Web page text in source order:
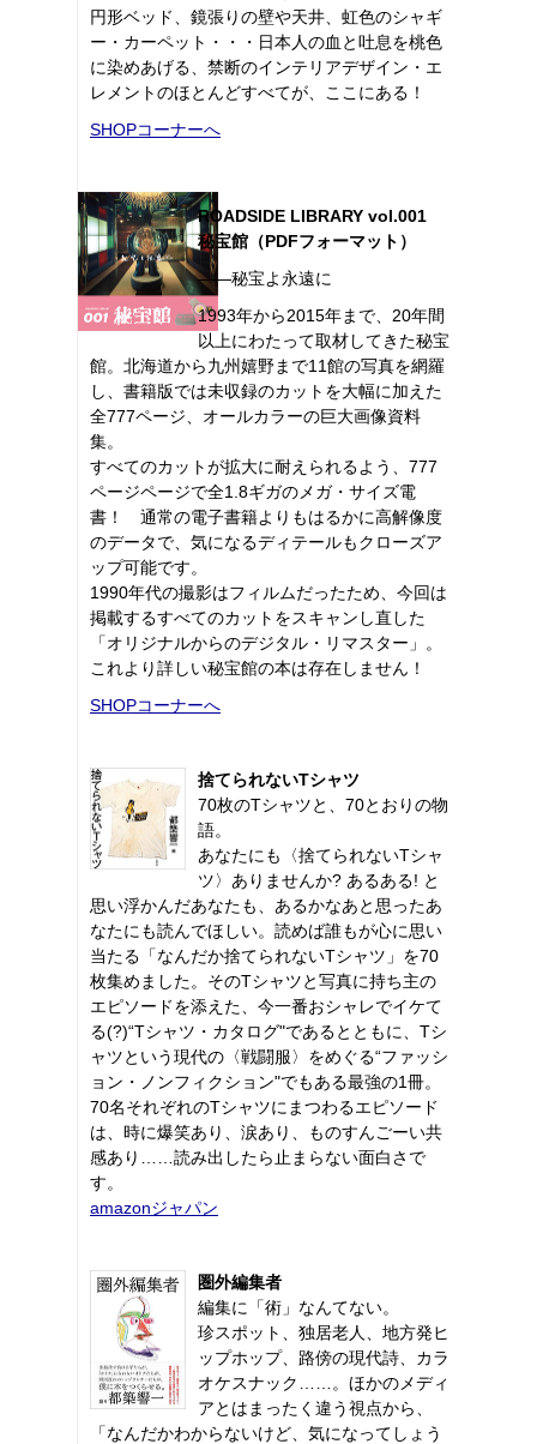
円形ベッド、鏡張りの壁や天井、虹色のシャギ
ー・カーペット・・・日本人の血と吐息を桃色
に染めあげる、禁断のインテリアデザイン・エ
レメントのほとんどすべてが、ここにある！
SHOPコーナーへ
ROADSIDE LIBRARY vol.001
秘宝館（PDFフォーマット）
――秘宝よ永遠に
1993年から2015年まで、20年間
以上にわたって取材してきた秘宝
館。北海道から九州嬉野まで11館の写真を網羅
し、書籍版では未収録のカットを大幅に加えた
全777ページ、オールカラーの巨大画像資料
集。
すべてのカットが拡大に耐えられるよう、777
ページページで全1.8ギガのメガ・サイズ電
書！ 通常の電子書籍よりもはるかに高解像度
のデータで、気になるディテールもクローズア
ップ可能です。
1990年代の撮影はフィルムだったため、今回は
掲載するすべてのカットをスキャンし直した
「オリジナルからのデジタル・リマスター」。
これより詳しい秘宝館の本は存在しません！
SHOPコーナーへ
捨てられないTシャツ
70枚のTシャツと、70とおりの物
語。
あなたにも〈捨てられないTシャ
ツ〉ありませんか? あるある! と
思い浮かんだあなたも、あるかなあと思ったあ
なたにも読んでほしい。読めば誰もが心に思い
当たる「なんだか捨てられないTシャツ」を70
枚集めました。そのTシャツと写真に持ち主の
エピソードを添えた、今一番おシャレでイケて
る(?)“Tシャツ・カタログ"であるとともに、Tシ
ャツという現代の〈戦闘服〉をめぐる“ファッシ
ョン・ノンフィクション"でもある最強の1冊。
70名それぞれのTシャツにまつわるエピソード
は、時に爆笑あり、涙あり、ものすんごーい共
感あり……読み出したら止まらない面白さで
す。
amazonジャパン
圏外編集者
編集に「術」なんてない。
珍スポット、独居老人、地方発ヒ
ップホップ、路傍の現代詩、カラ
オケスナック……。ほかのメディ
アとはまったく違う視点から、
「なんだかわからないけど、気になってしょう